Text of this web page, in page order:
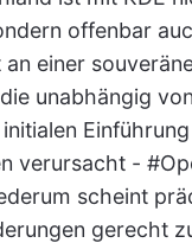
offenbar
einer
unabhängig
verursacht -
scheint
gerecht